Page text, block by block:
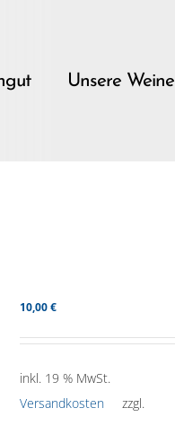
Unsere Weine
10,00€
inkl. 19 % MwSt.
zzgl.
Versandkosten